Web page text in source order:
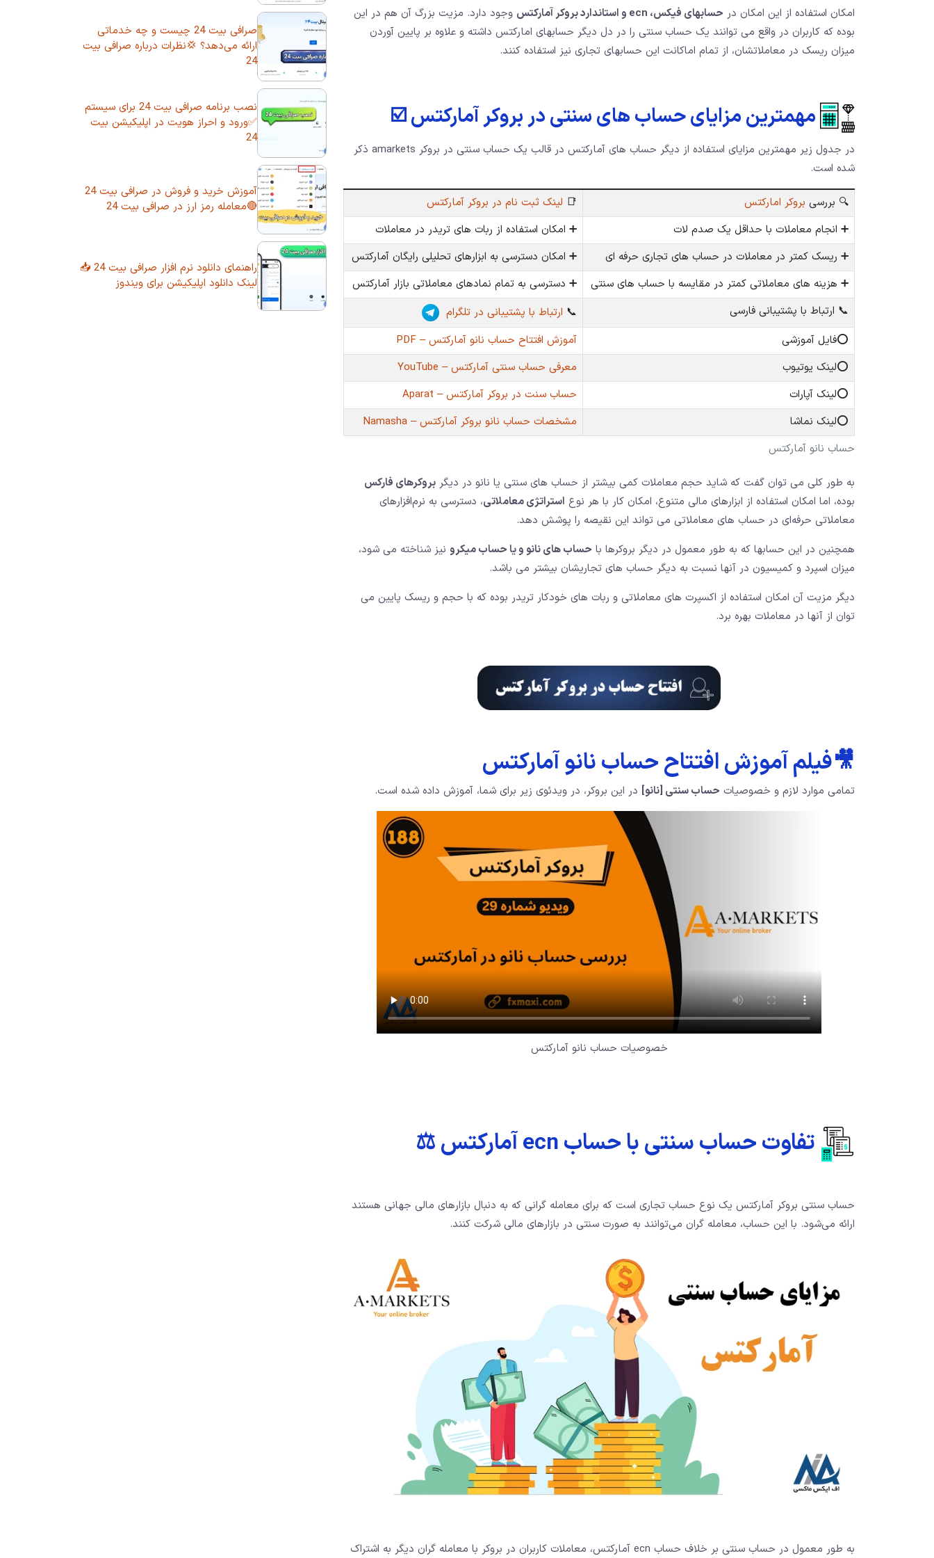
امکان استفاده از این امکان در حسابهای فیکس، ecn و استاندارد بروکر آمارکتس
وجود دارد. مزیت بزرگ آن هم در این
بوده که کاربران در واقع می توانند یک حساب سنتی را در دل دیگر حسابهای امارکتس داشته و علاوه بر پایین آوردن
میزان ریسک در معاملاتشان، از تمام اماکانت این حسابهای تجاری نیز استفاده کنند.
مهمترین مزایای حساب های سنتی در بروکر آمارکتس ☑️
در جدول زیر مهمترین مزایای استفاده از دیگر حساب های آمارکتس در قالب یک حساب سنتی در بروکر amarkets ذکر
شده است.
حساب نانو آمارکتس
🔍 بررسی بروکر امارکتس 📑 لینک ثبت نام در بروکر آمارکتس
➕ انجام معاملات با حداقل یک صدم لات
➕ امکان استفاده از ربات های تریدر در معاملات
➕ ریسک کمتر در معاملات در حساب های تجاری حرفه ای
➕ امکان دسترسی به ابزارهای تحلیلی رایگان آمارکتس
➕ هزینه های معاملاتی کمتر در مقایسه با حساب های سنتی
➕ دسترسی به تمام نمادهای معاملاتی بازار آمارکتس
📞 ارتباط با پشتیبانی فارسی
📞 ارتباط با پشتیبانی در تلگرام
⭕️فایل آموزشی
آموزش افتتاح حساب نانو آمارکتس – PDF
⭕️لینک یوتیوب
معرفی حساب سنتی آمارکتس – YouTube
⭕️لینک آپارات
حساب سنت در بروکر آمارکتس – Aparat
⭕️لینک نماشا
مشخصات حساب نانو بروکر آمارکتس – Namasha
به طور کلی می توان گفت که شاید حجم معاملات کمی بیشتر از حساب های سنتی یا نانو در دیگر بروکرهای فارکس
بوده، اما امکان استفاده از ابزارهای مالی متنوع، امکان کار با هر نوع استراتژی معاملاتی، دسترسی به نرم‌افزارهای
معاملاتی حرفه‌ای در حساب های معاملاتی می تواند این نقیصه را پوشش دهد.
همچنین در این حسابها که به طور معمول در دیگر بروکرها با حساب های نانو و یا حساب میکرو نیز شناخته می شود،
میزان اسپرد و کمیسیون در آنها نسبت به دیگر حساب های تجاریشان بیشتر می باشد.
دیگر مزیت آن امکان استفاده از اکسپرت های معاملاتی و ربات های خودکار تریدر بوده که با حجم و ریسک پایین می
توان از آنها در معاملات بهره برد.
🎥فیلم آموزش افتتاح حساب نانو آمارکتس
تمامی موارد لازم و خصوصیات حساب سنتی [نانو] در این بروکر، در ویدئوی زیر برای شما، آموزش داده شده است.
خصوصیات حساب نانو آمارکتس
تفاوت حساب سنتی با حساب ecn آمارکتس ⚖️
حساب سنتی بروکر آمارکتس یک نوع حساب تجاری است که برای معامله گرانی که به دنبال بازارهای مالی جهانی هستند
ارائه می‌شود. با این حساب، معامله گران می‌توانند به صورت سنتی در بازارهای مالی شرکت کنند.
به طور معمول در حساب سنتی بر خلاف حساب ecn آمارکتس، معاملات کاربران در بروکر با معامله گران دیگر به اشتراک
صرافی بیت 24 چیست و چه خدماتی
ارائه می‌دهد؟ 💢نظرات درباره صرافی بیت
24
نصب برنامه صرافی بیت 24 برای سیستم
✅ورود و احراز هویت در اپلیکیشن بیت
24
آموزش خرید و فروش در صرافی بیت 24
🔴معامله رمز ارز در صرافی بیت 24
راهنمای دانلود نرم افزار صرافی بیت 24 📥
لینک دانلود اپلیکیشن برای ویندوز